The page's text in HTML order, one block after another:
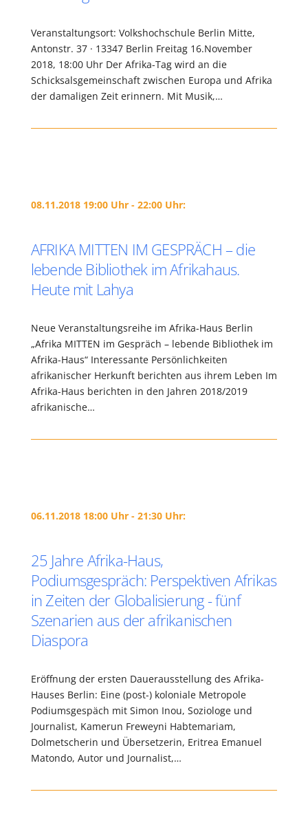
Veranstaltungsort: Volkshochschule Berlin Mitte,
Antonstr. 37 · 13347 Berlin Freitag 16.November
2018, 18:00 Uhr Der Afrika-Tag wird an die
Schicksalsgemeinschaft zwischen Europa und Afrika
der damaligen Zeit erinnern. Mit Musik,…
08.11.2018 19:00 Uhr - 22:00 Uhr:
AFRIKA MITTEN IM GESPRÄCH – die
lebende Bibliothek im Afrikahaus.
Heute mit Lahya
Neue Veranstaltungsreihe im Afrika-Haus Berlin
„Afrika MITTEN im Gespräch – lebende Bibliothek im
Afrika-Haus“ Interessante Persönlichkeiten
afrikanischer Herkunft berichten aus ihrem Leben Im
Afrika-Haus berichten in den Jahren 2018/2019
afrikanische…
06.11.2018 18:00 Uhr - 21:30 Uhr:
25 Jahre Afrika-Haus,
Podiumsgespräch: Perspektiven Afrikas
in Zeiten der Globalisierung - fünf
Szenarien aus der afrikanischen
Diaspora
Eröffnung der ersten Dauerausstellung des Afrika-
Hauses Berlin: Eine (post-) koloniale Metropole
Podiumsgespäch mit Simon Inou, Soziologe und
Journalist, Kamerun Freweyni Habtemariam,
Dolmetscherin und Übersetzerin, Eritrea Emanuel
Matondo, Autor und Journalist,…